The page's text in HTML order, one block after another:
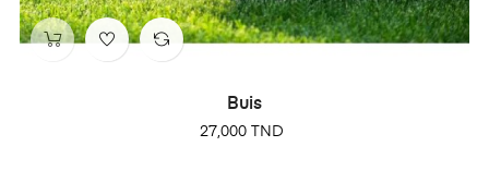
Buis
Prix
27,000 TND